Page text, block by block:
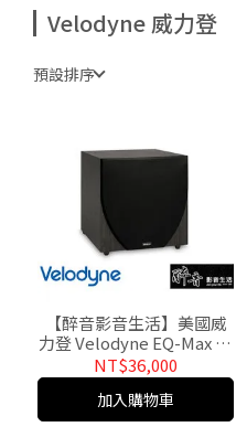
Velodyne 威力登
預設排序
【醉音影音生活】美國威
力登 Velodyne EQ-Max 10
(單顆) 主動式超低音喇
叭.390瓦.台灣公司貨
NT$36,000
加入購物車